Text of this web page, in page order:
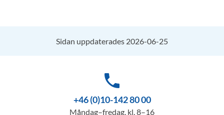
Sidan uppdaterades 2026-06-25
phone
+46 (0)10-142 80 00
Måndag–fredag, kl. 8–16